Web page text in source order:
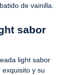
de vainilla.
sabor
light sabor
y su